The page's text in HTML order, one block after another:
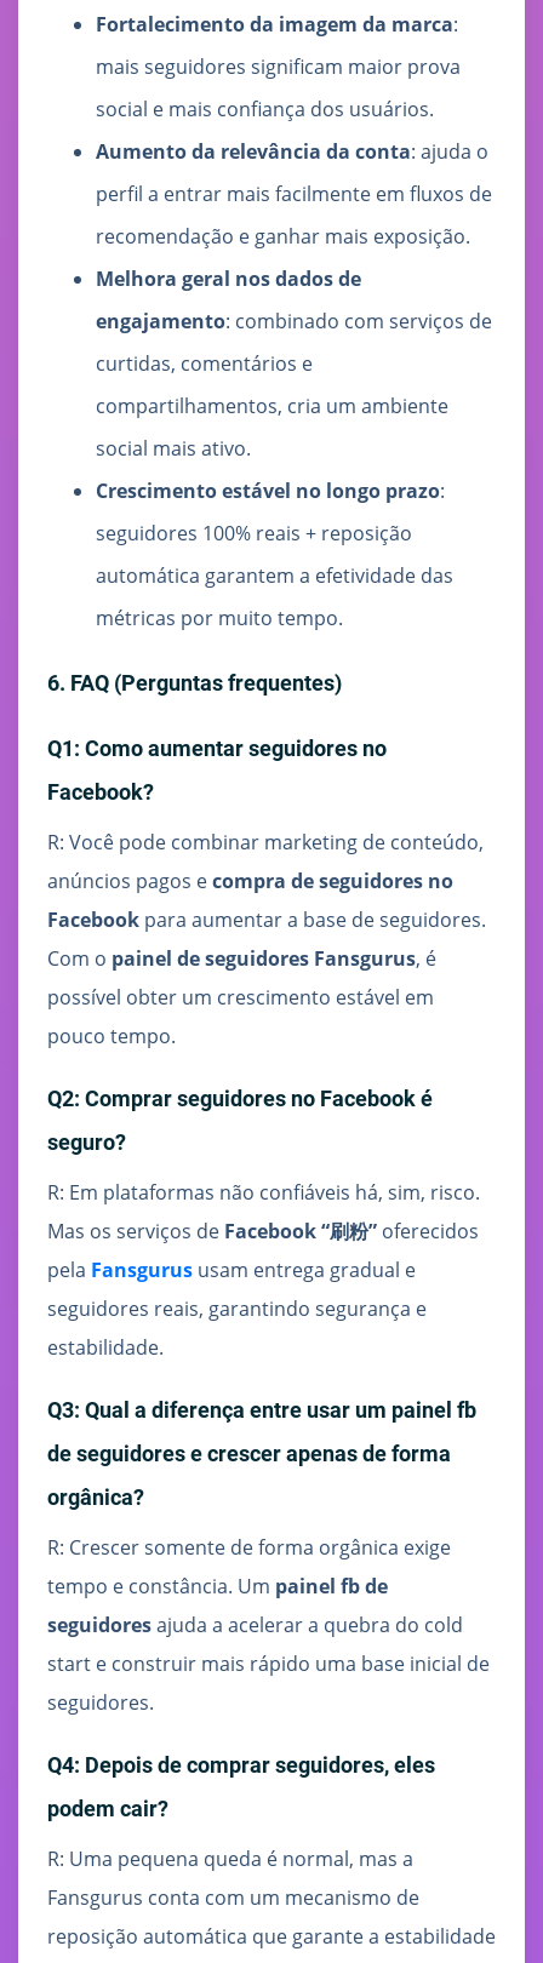
Fortalecimento da imagem da marca:
mais seguidores significam maior prova
social e mais confiança dos usuários.
Aumento da relevância da conta: ajuda o
perfil a entrar mais facilmente em fluxos de
recomendação e ganhar mais exposição.
Melhora geral nos dados de
engajamento: combinado com serviços de
curtidas, comentários e
compartilhamentos, cria um ambiente
social mais ativo.
Crescimento estável no longo prazo:
seguidores 100% reais + reposição
automática garantem a efetividade das
métricas por muito tempo.
6. FAQ (Perguntas frequentes)
Q1: Como aumentar seguidores no
Facebook?
R: Você pode combinar marketing de conteúdo,
anúncios pagos ecompra de seguidores no
Facebook para aumentar a base de seguidores.
Com o painel de seguidores Fansgurus, é
possível obter um crescimento estável em
pouco tempo.
Q2: Comprar seguidores no Facebook é
seguro?
R: Em plataformas não confiáveis há, sim, risco.
Mas os serviços de Facebook “刷粉” oferecidos
pela Fansgurus usam entrega gradual e
seguidores reais, garantindo segurança e
estabilidade.
Q3: Qual a diferença entre usar um painel fb
de seguidores e crescer apenas de forma
orgânica?
R: Crescer somente de forma orgânica exige
tempo e constância. Um painel fb de
seguidoresajuda a acelerar a quebra do cold
start e construir mais rápido uma base inicial de
seguidores.
Q4: Depois de comprar seguidores, eles
podem cair?
R: Uma pequena queda é normal, mas a
Fansgurus conta com um mecanismo de
reposição automática que garante a estabilidade